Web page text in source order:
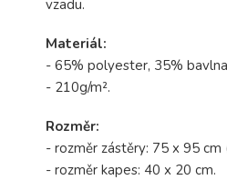
vzadu.
Materiál:
- 65% polyester, 35%
- 210g/m².
Rozměr:
- rozměr zástěry: 75 x 95
- rozměr kapes: 40 x 20 cm.